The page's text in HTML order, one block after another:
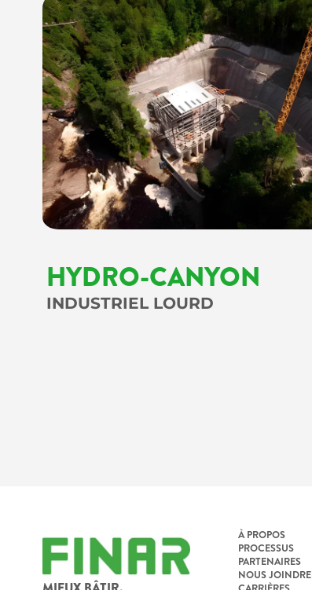
HYDRO-CANYON
INDUSTRIEL LOURD
À PROPOS
PROCESSUS
PARTENAIRES
NOUS JOINDRE